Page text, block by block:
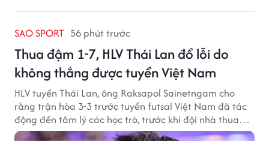
SAO SPORT 56 phút trước
Thua đậm 1-7, HLV Thái Lan đổ lỗi do
không thắng được tuyển Việt Nam
HLV tuyển Thái Lan, ông Raksapol Sainetngam cho
rằng trận hòa 3-3 trước tuyển futsal Việt Nam đã tác
động đến tâm lý các học trò, trước khi đội nhà thua
đậm Nga 1-7.